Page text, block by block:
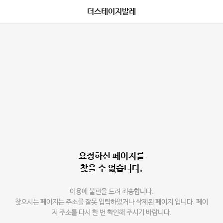
더스테이지발레
요청하신 페이지를
찾을 수 없습니다.
이용에 불편을 드려 죄송합니다.
찾으시는 페이지는 주소를 잘못 입력하였거나 삭제된 페이지 입니다. 페이
지 주소를 다시 한 번 확인해 주시기 바랍니다.